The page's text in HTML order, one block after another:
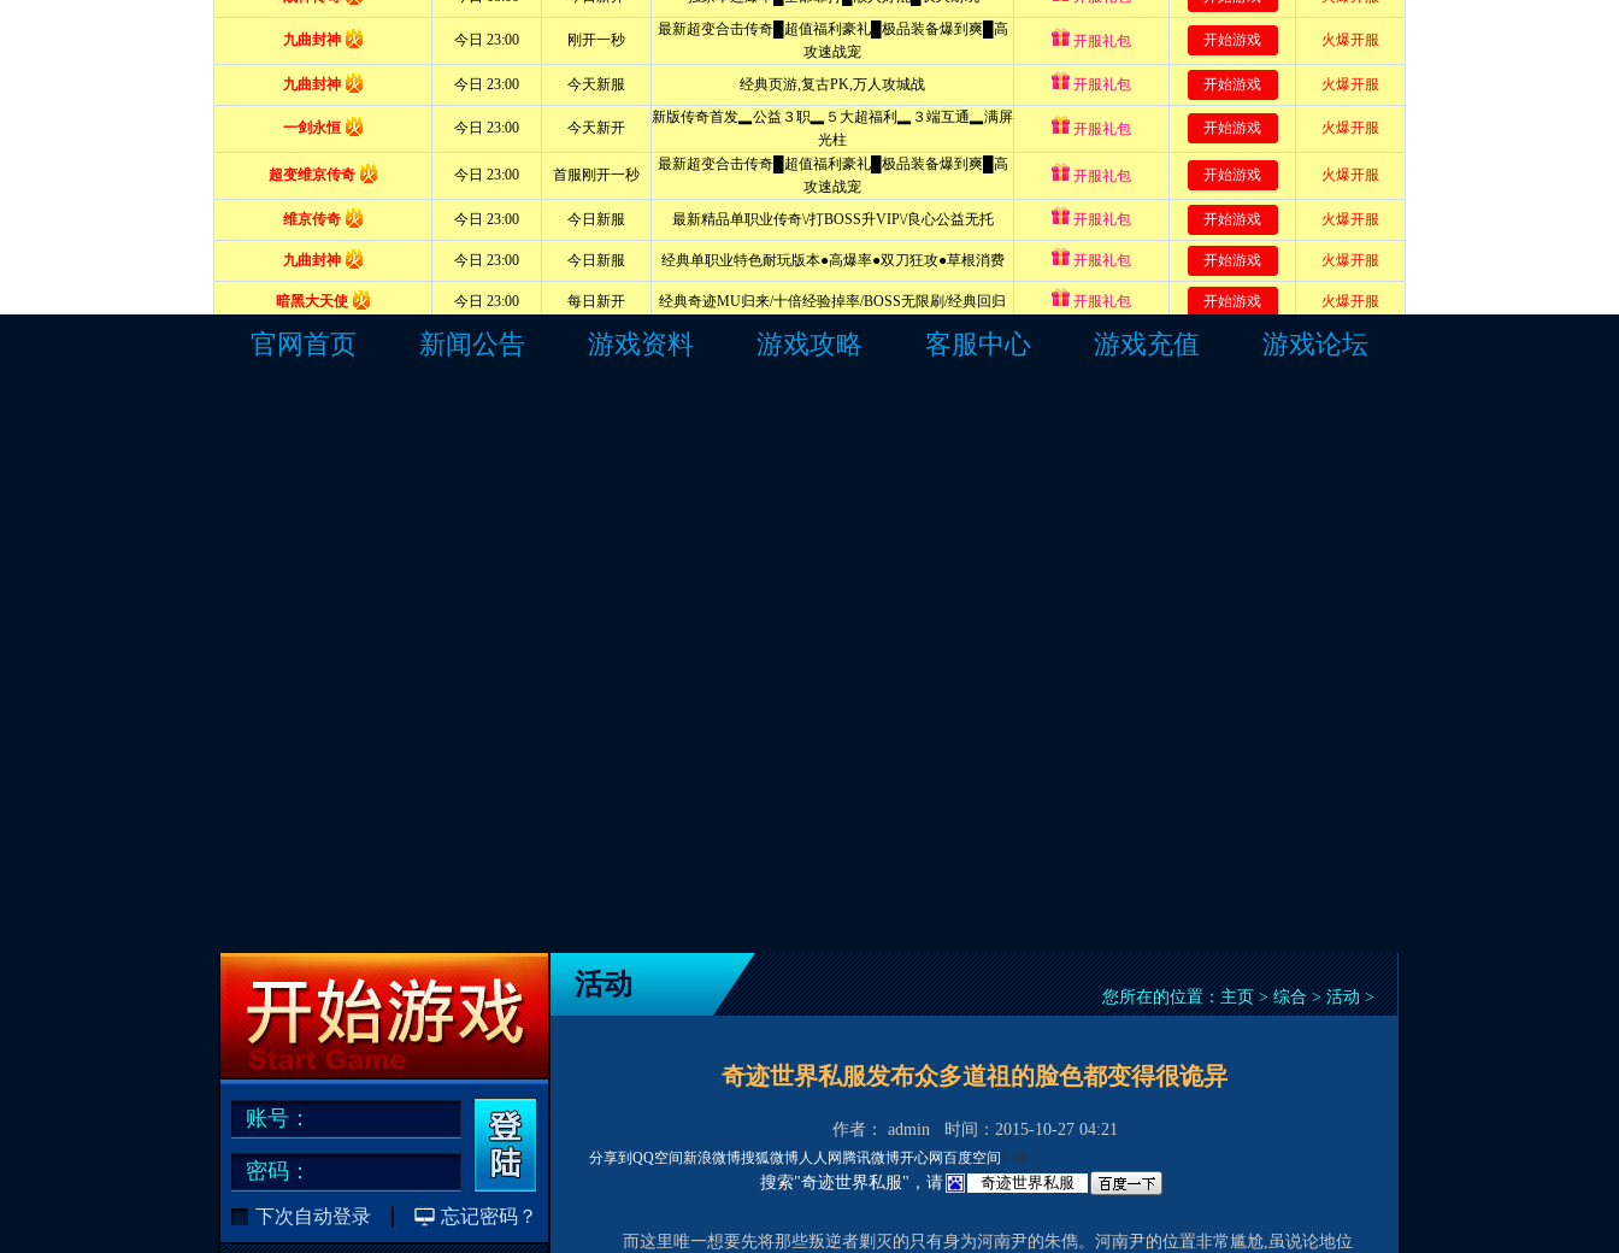
官网首页 新闻公告 游戏资料 游戏攻略 客服中心 游戏充值 游戏论坛
账号：
密码：
下次自动登录 忘记密码？
活动 您所在的位置：主页>综合>活动>
奇迹世界私服发布众多道祖的脸色都变得很诡异
作者： admin 时间：2015-10-27 04:21
分享到 QQ空间新浪微博搜狐微博人人网 腾讯微博开心网百度空间2.9K
搜索"奇迹世界私服"，请
而这里唯一想要先将那些叛逆者剿灭的只有身为河南尹的朱儁。河南尹的位置非常尴尬,虽说论地位